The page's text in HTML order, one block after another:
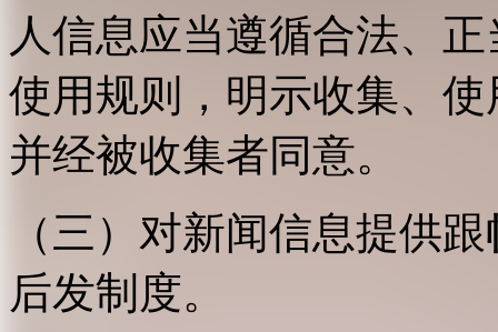
人信息应当遵循合法、
使用规则，明示收集、
并经被收集者同意。
（三）对新闻信息提供
后发制度。